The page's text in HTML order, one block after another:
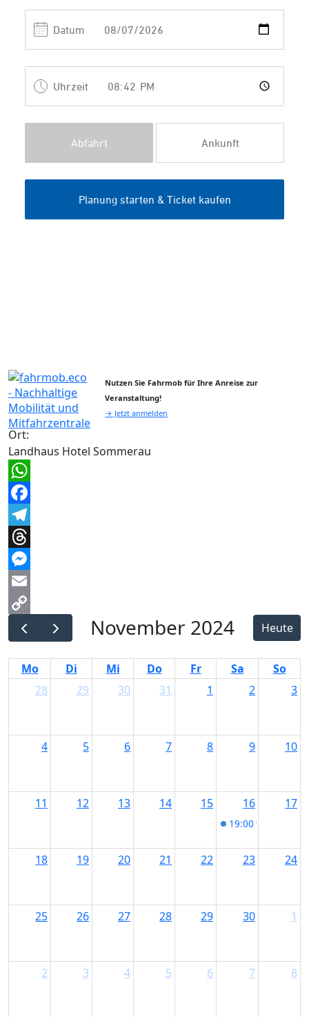
Nutzen Sie Fahrmob für Ihre Anreise zur
Veranstaltung!
→ Jetzt anmelden
Ort:
Landhaus Hotel Sommerau
WhatsApp
Facebook
Telegram
Threads
Messenger
Email
Copy
November 2024 Heute
Mo Di Mi Do Fr Sa
So
28
29 30 31 1 2 3
4 5 6 7 8 9 10
11 12 13 14 15 16
19:00 90 Jahre
17
18 19 20 21 22 23 24
25 26 27 28 29 30 1
2 3 4 5 6 7 8